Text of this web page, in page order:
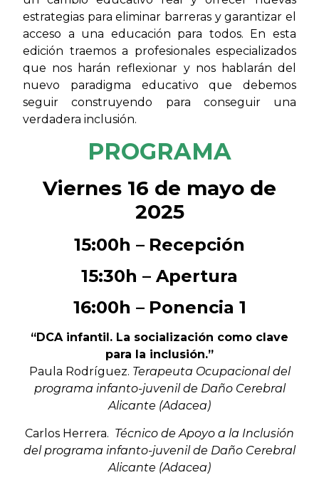
estrategias para eliminar barreras y garantizar el
acceso a una educación para todos. En esta
edición traemos a profesionales especializados
que nos harán reflexionar y nos hablarán del
nuevo paradigma educativo que debemos
seguir construyendo para conseguir una
verdadera inclusión.
PROGRAMA
Viernes 16 de mayo de
2025
15:00h – Recepción
15:30h – Apertura
16:00h – Ponencia 1
“DCA infantil. La socialización como clave
para la inclusión.”
Paula Rodríguez. Terapeuta Ocupacional del
programa infanto-juvenil de Daño Cerebral
Alicante (Adacea)
Carlos Herrera. Técnico de Apoyo a la Inclusión
del programa infanto-juvenil de Daño Cerebral
Alicante (Adacea)